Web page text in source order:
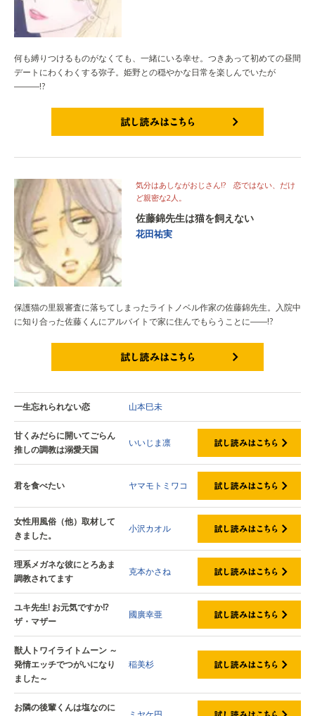
何も縛りつけるものがなくても、一緒にいる幸せ。つきあって初めての昼間
デートにわくわくする弥子。姫野との穏やかな日常を楽しんでいたが
―――!?
気分はあしながおじさん!? 恋ではない、だけ
ど親密な2人。
佐藤錦先生は猫を飼えない
花田祐実
保護猫の里親審査に落ちてしまったライトノベル作家の佐藤錦先生。入院中
に知り合った佐藤くんにアルバイトで家に住んでもらうことに――!?
一生忘れられない恋 山本巳未
甘くみだらに開いてごらん
推しの調教は溺愛天国
いいじま凛
君を食べたい ヤマモトミワコ
女性用風俗（他）取材して
きました。
小沢カオル
理系メガネな彼にとろあま
調教されてます
克本かさね
ユキ先生! お元気ですか⁉
ザ・マザー
國廣幸亜
獣人トワイライトムーン ～
発情エッチでつがいになり
ました～
稲美杉
お隣の後輩くんは塩なのに